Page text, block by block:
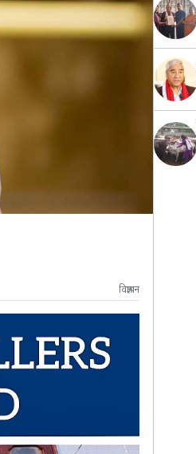
विज्ञापन